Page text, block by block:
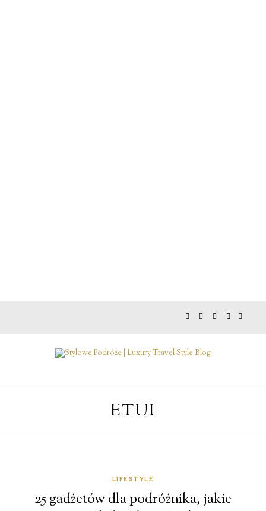
ETUI
LIFESTYLE
25 gadżetów dla podróżnika, jakie